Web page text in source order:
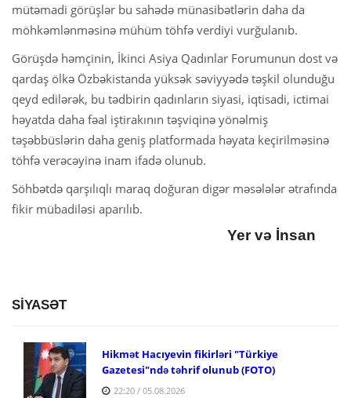
mütəmadi görüşlər bu sahədə münasibətlərin daha da
möhkəmlənməsinə mühüm töhfə verdiyi vurğulanıb.
Görüşdə həmçinin, İkinci Asiya Qadınlar Forumunun dost və
qardaş ölkə Özbəkistanda yüksək səviyyədə təşkil olunduğu
qeyd edilərək, bu tədbirin qadınların siyasi, iqtisadi, ictimai
həyatda daha fəal iştirakının təşviqinə yönəlmiş
təşəbbüslərin daha geniş platformada həyata keçirilməsinə
töhfə verəcəyinə inam ifadə olunub.
Söhbətdə qarşılıqlı maraq doğuran digər məsələlər ətrafında
fikir mübadiləsi aparılıb.
Yer və İnsan
SİYASƏT
Hikmət Hacıyevin fikirləri "Türkiye
Gazetesi"ndə təhrif olunub (FOTO)
22:20 / 05.08.2026